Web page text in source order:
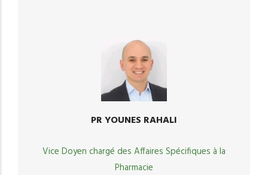
PR YOUNES RAHALI
Vice Doyen chargé des Affaires Spécifiques à la
Pharmacie